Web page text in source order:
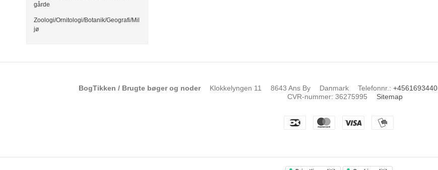
gårde
Zoologi/Ornitologi/Botanik/Geografi/Mil
jø
BogTikken / Brugte bøger og noder Klokkelyngen 11 8643 Ans By Danmark Telefonnr. : +4561693440
CVR-nummer: 36275995 Sitemap